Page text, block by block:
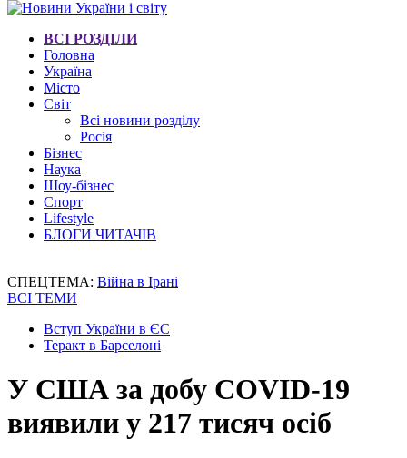
ВСІ РОЗДІЛИ
Головна
Україна
Місто
Світ
Всі новини розділу
Росія
Бізнес
Наука
Шоу-бізнес
Спорт
Lifestyle
БЛОГИ ЧИТАЧІВ
СПЕЦТЕМА: Війна в Ірані
ВСІ ТЕМИ
Вступ України в ЄС
Теракт в Барселоні
У США за добу COVID-19
виявили у 217 тисяч осіб